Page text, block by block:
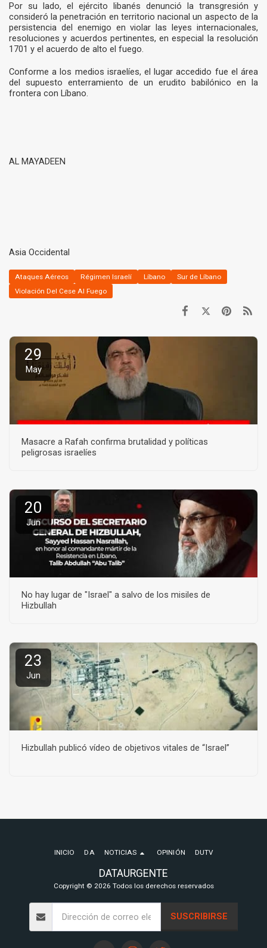
Por su lado, el ejército libanés denunció la transgresión y
consideró la penetración en territorio nacional un aspecto de la
persistencia del enemigo en violar las leyes internacionales,
resoluciones y acuerdos pertinentes, en especial la resolución
1701 y el acuerdo de alto el fuego.
Conforme a los medios israelíes, el lugar accedido fue el área
del supuesto enterramiento de un erudito babilónico en la
frontera con Líbano.
AL MAYADEEN
Asia Occidental
Ataques Aéreos Régimen Israelí Líbano
Sur de Líbano
Violación Del Cese Al Fuego
29
May
Masacre a Rafah confirma brutalidad y políticas
peligrosas israelíes
20
Jun
No hay lugar de "Israel" a salvo de los misiles de
Hizbullah
23
Jun
Hizbullah publicó vídeo de objetivos vitales de “Israel”
DATAURGENTE
Copyright © 2026 Todos los derechos reservados
INICIO DA NOTICIAS OPINIÓN DUTV
SUSCRIBIRSE